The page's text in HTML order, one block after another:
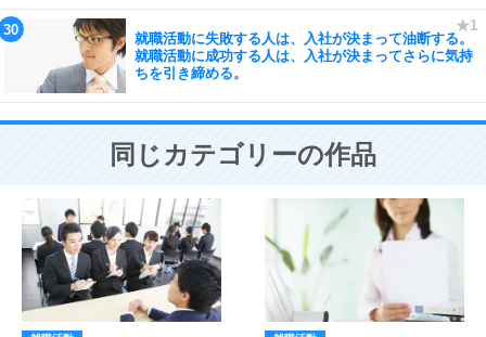
就職活動に失敗する人は、入社が決まって油断する。
就職活動に成功する人は、入社が決まってさらに気持
ちを引き締める。
同じカテゴリーの作品